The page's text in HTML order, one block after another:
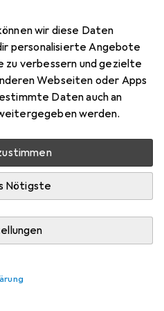
wir diese Daten
personalisierte Angebote
zu verbessern und gezielte
Webseiten oder Apps
Daten auch an
werden.
Nötigste
beim Drittanbieter
Lieferzeit
Warenkorb